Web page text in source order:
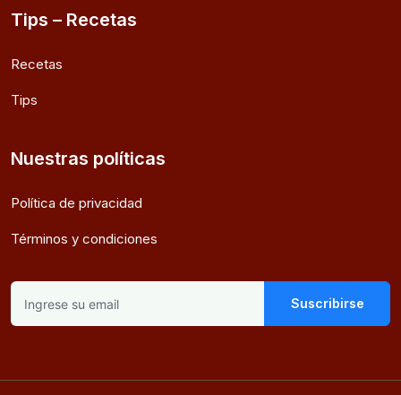
Tips – Recetas
Recetas
Tips
Nuestras políticas
Política de privacidad
Términos y condiciones
Suscribirse